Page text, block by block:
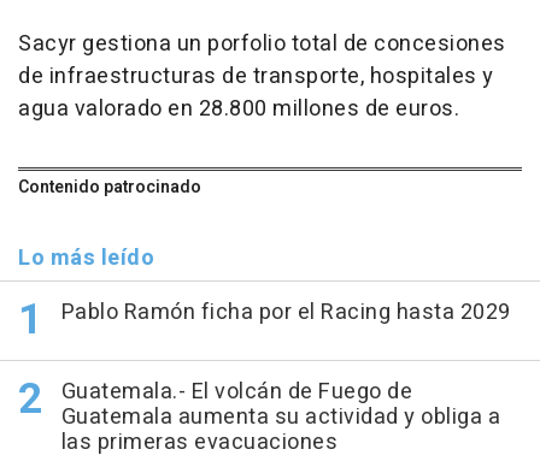
Sacyr gestiona un porfolio total de concesiones
de infraestructuras de transporte, hospitales y
agua valorado en 28.800 millones de euros.
Contenido patrocinado
Lo más leído
Pablo Ramón ficha por el Racing hasta 2029
Guatemala.- El volcán de Fuego de
Guatemala aumenta su actividad y obliga a
las primeras evacuaciones